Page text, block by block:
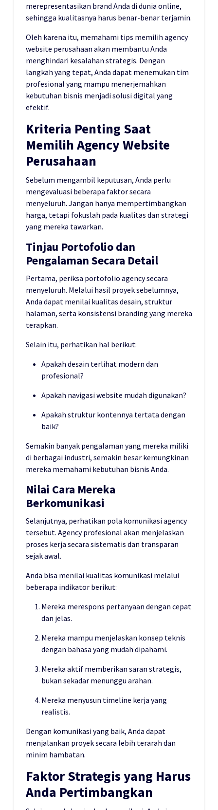
merepresentasikan brand Anda di dunia online,
sehingga kualitasnya harus benar-benar terjamin.
Oleh karena itu, memahami tips memilih agency
website perusahaan akan membantu Anda
menghindari kesalahan strategis. Dengan
langkah yang tepat, Anda dapat menemukan tim
profesional yang mampu menerjemahkan
kebutuhan bisnis menjadi solusi digital yang
efektif.
Kriteria Penting Saat
Memilih Agency Website
Perusahaan
Sebelum mengambil keputusan, Anda perlu
mengevaluasi beberapa faktor secara
menyeluruh. Jangan hanya mempertimbangkan
harga, tetapi fokuslah pada kualitas dan strategi
yang mereka tawarkan.
Tinjau Portofolio dan
Pengalaman Secara Detail
Pertama, periksa portofolio agency secara
menyeluruh. Melalui hasil proyek sebelumnya,
Anda dapat menilai kualitas desain, struktur
halaman, serta konsistensi branding yang mereka
terapkan.
Selain itu, perhatikan hal berikut:
Apakah desain terlihat modern dan
profesional?
Apakah navigasi website mudah digunakan?
Apakah struktur kontennya tertata dengan
baik?
Semakin banyak pengalaman yang mereka miliki
di berbagai industri, semakin besar kemungkinan
mereka memahami kebutuhan bisnis Anda.
Nilai Cara Mereka
Berkomunikasi
Selanjutnya, perhatikan pola komunikasi agency
tersebut. Agency profesional akan menjelaskan
proses kerja secara sistematis dan transparan
sejak awal.
Anda bisa menilai kualitas komunikasi melalui
beberapa indikator berikut:
Mereka merespons pertanyaan dengan cepat
dan jelas.
Mereka mampu menjelaskan konsep teknis
dengan bahasa yang mudah dipahami.
Mereka aktif memberikan saran strategis,
bukan sekadar menunggu arahan.
Mereka menyusun timeline kerja yang
realistis.
Dengan komunikasi yang baik, Anda dapat
menjalankan proyek secara lebih terarah dan
minim hambatan.
Faktor Strategis yang Harus
Anda Pertimbangkan